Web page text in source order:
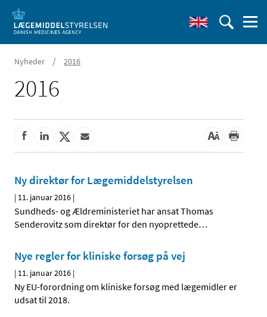
Nyheder / 2016
2016
Ny direktør for Lægemiddelstyrelsen
| 11. januar 2016 |
Sundheds- og Ældreministeriet har ansat Thomas
Senderovitz som direktør for den nyoprettede…
Nye regler for kliniske forsøg på vej
| 11. januar 2016 |
Ny EU-forordning om kliniske forsøg med lægemidler er
udsat til 2018.